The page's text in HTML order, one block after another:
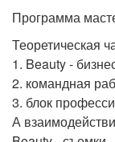
Программа
Теоретическая
1. Beauty -
2. командная
3. блок
А